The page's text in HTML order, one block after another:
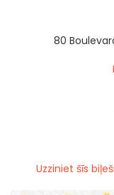
80
Uzziniet šīs